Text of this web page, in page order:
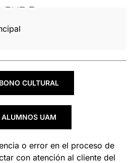
BONO CULTURAL
ALUMNOS UAM
o error en el proceso de
con atención al cliente del